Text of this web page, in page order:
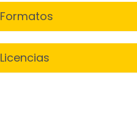
Formatos
Licencias